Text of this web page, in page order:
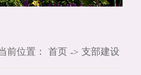
前位置： 首页 -> 支部建设